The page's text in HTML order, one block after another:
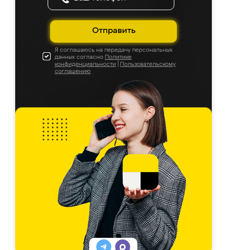
Отправить
Я соглашаюсь на передачу персональных
данных согласно Политике
конфиденциальности
Пользовательскому
соглашению